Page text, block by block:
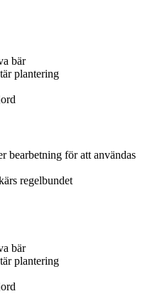
bär
plantering
bearbetning för att användas
regelbundet
bär
plantering